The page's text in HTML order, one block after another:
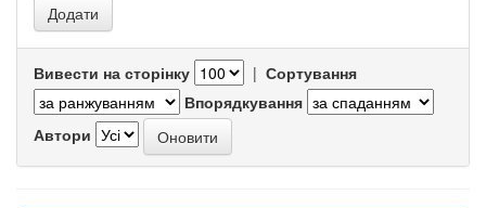
Вивести на сторінку | Сортування
Впорядкування
Автори